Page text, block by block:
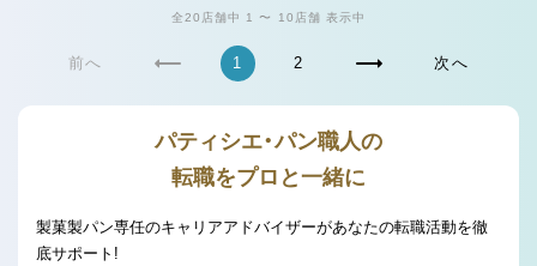
全20店舗中 1 〜 10店舗 表示中
前へ 1 2 次へ
パティシエ・パン職人の
転職をプロと一緒に
製菓製パン専任のキャリアアドバイザーがあなたの転職活動を徹
底サポート!